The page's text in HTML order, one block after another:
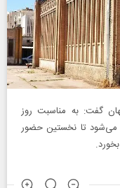
گفت: به مناسبت روز
می‌شود تا نخستین حضور